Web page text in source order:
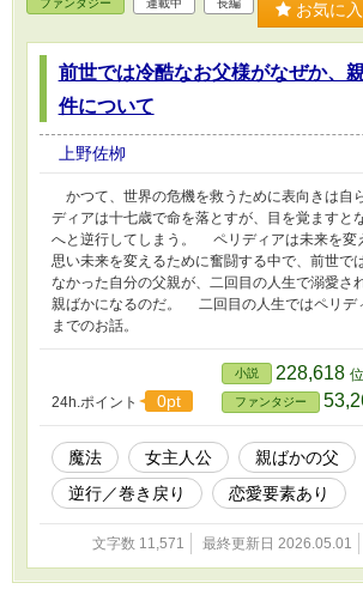
ファンタジー 連載中 長編 お気に
前世では冷酷なお父様がなぜか、
件について
上野佐栁
かつて、世界の危機を救うために表向きは自
ディアは十七歳で命を落とすが、目を覚ますと
へと逆行してしまう。 ペリディアは未来を変
思い未来を変えるために奮闘する中で、前世で
なかった自分の父親が、二回目の人生で溺愛さ
親ばかになるのだ。 二回目の人生ではペリデ
までのお話。
24h.ポイント 0pt
小説 228,618
ファンタジー
魔法 女主人公
親ばかの父
逆行／巻き戻り
恋愛要素あり
文字数 11,571 最終更新日 2026.05.01